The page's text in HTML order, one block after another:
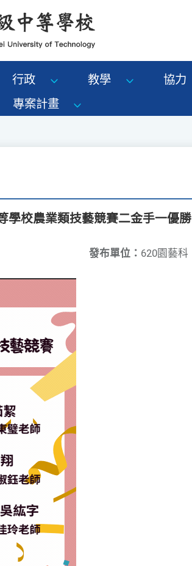
行政 教學 協力
專案計畫
學校農業類技藝競賽二金手一優勝
發布單位： 620園藝科